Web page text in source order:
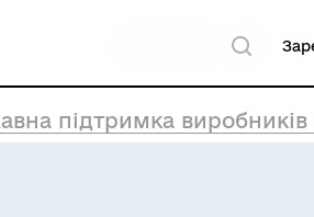
підтримка виробників